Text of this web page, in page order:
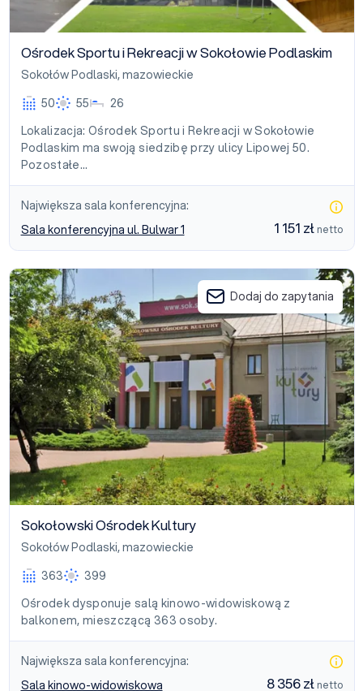
Ośrodek Sportu i Rekreacji w Sokołowie Podlaskim
Sokołów Podlaski,mazowieckie
50
55
26
Lokalizacja: Ośrodek Sportu i Rekreacji w Sokołowie
Podlaskim ma swoją siedzibę przy ulicy Lipowej 50.
Pozostałe…
Największa sala konferencyjna:
Sala konferencyjna ul. Bulwar 1
1 151 zł netto
Sokołowski Ośrodek Kultury
Dodaj do zapytania
Sokołowski Ośrodek Kultury
Sokołów Podlaski,mazowieckie
363
399
Ośrodek dysponuje salą kinowo-widowiskową z
balkonem, mieszczącą 363 osoby.
Największa sala konferencyjna:
Sala kinowo-widowiskowa
8 356 zł netto